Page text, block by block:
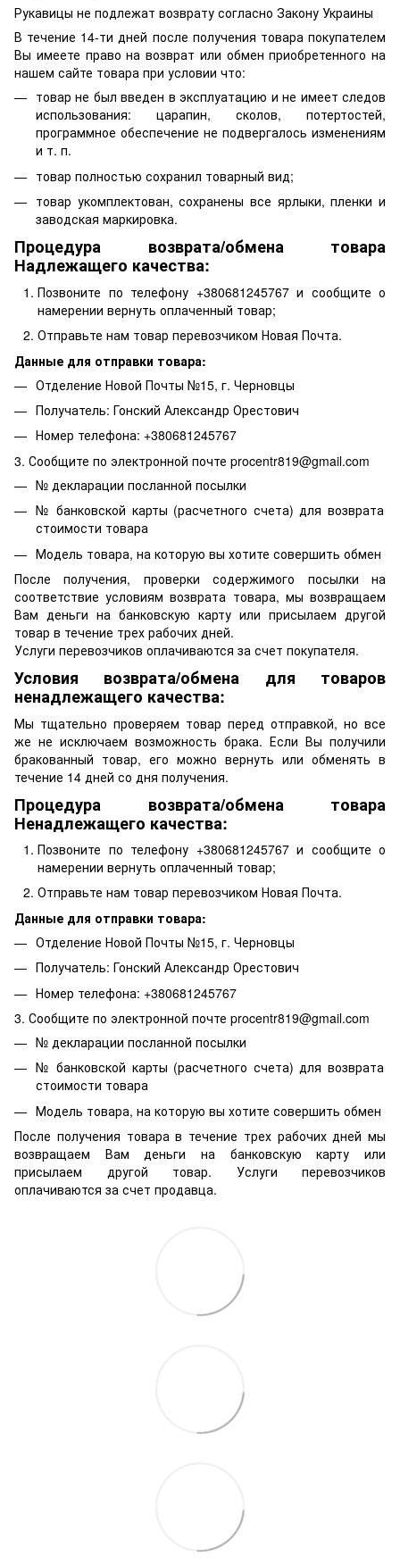
Рукавицы не подлежат возврату согласно Закону Украины
В течение 14-ти дней после получения товара покупателем
Вы имеете право на возврат или обмен приобретенного на
нашем сайте товара при условии что:
товар не был введен в эксплуатацию и не имеет следов
использования: царапин, сколов, потертостей,
программное обеспечение не подвергалось изменениям
и т. п.
товар полностью сохранил товарный вид;
товар укомплектован, сохранены все ярлыки, пленки и
заводская маркировка.
Процедура возврата/обмена товара
Надлежащего качества:
Позвоните по телефону +380681245767 и сообщите о
намерении вернуть оплаченный товар;
Отправьте нам товар перевозчиком Новая Почта.
Данные для отправки товара:
Отделение Новой Почты №15, г. Черновцы
Получатель: Гонский Александр Орестович
Номер телефона: +380681245767
3. Сообщите по электронной почте procentr819@gmail.com
№ декларации посланной посылки
№ банковской карты (расчетного счета) для возврата
стоимости товара
Модель товара, на которую вы хотите совершить обмен
После получения, проверки содержимого посылки на
соответствие условиям возврата товара, мы возвращаем
Вам деньги на банковскую карту или присылаем другой
товар в течение трех рабочих дней.
Услуги перевозчиков оплачиваются за счет покупателя.
Условия возврата/обмена для товаров
ненадлежащего качества:
Мы тщательно проверяем товар перед отправкой, но все
же не исключаем возможность брака. Если Вы получили
бракованный товар, его можно вернуть или обменять в
течение 14 дней со дня получения.
Процедура возврата/обмена товара
Ненадлежащего качества:
Позвоните по телефону +380681245767 и сообщите о
намерении вернуть оплаченный товар;
Отправьте нам товар перевозчиком Новая Почта.
Данные для отправки товара:
Отделение Новой Почты №15, г. Черновцы
Получатель: Гонский Александр Орестович
Номер телефона: +380681245767
3. Сообщите по электронной почте procentr819@gmail.com
№ декларации посланной посылки
№ банковской карты (расчетного счета) для возврата
стоимости товара
Модель товара, на которую вы хотите совершить обмен
После получения товара в течение трех рабочих дней мы
возвращаем Вам деньги на банковскую карту или
присылаем другой товар. Услуги перевозчиков
оплачиваются за счет продавца.